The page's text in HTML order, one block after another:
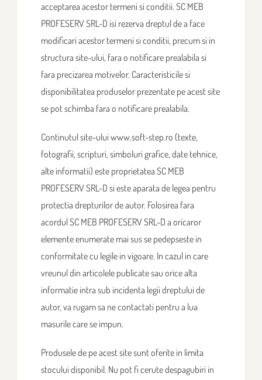
acceptarea acestor termeni si conditii. SC MEB
PROFESERV SRL-D isi rezerva dreptul de a face
modificari acestor termeni si conditii, precum si in
structura site-ului, fara o notificare prealabila si
fara precizarea motivelor. Caracteristicile si
disponibilitatea produselor prezentate pe acest site
se pot schimba fara o notificare prealabila.
Continutul site-ului www.soft-step.ro (texte,
fotografii, scripturi, simboluri grafice, date tehnice,
alte informatii) este proprietatea SC MEB
PROFESERV SRL-D si este aparata de legea pentru
protectia drepturilor de autor. Folosirea fara
acordul SC MEB PROFESERV SRL-D a oricaror
elemente enumerate mai sus se pedepseste in
conformitate cu legile in vigoare. In cazul in care
vreunul din articolele publicate sau orice alta
informatie intra sub incidenta legii dreptului de
autor, va rugam sa ne contactati pentru a lua
masurile care se impun.
Produsele de pe acest site sunt oferite in limita
stocului disponibil. Nu pot fi cerute despagubiri in